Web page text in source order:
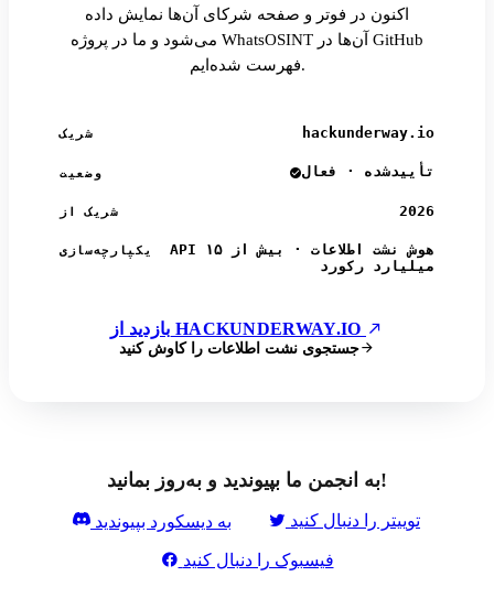
اکنون در فوتر و صفحه شرکای آن‌ها نمایش داده
می‌شود و ما در پروژه WhatsOSINT آن‌ها در GitHub
فهرست شده‌ایم.
شریک hackunderway.io
وضعیت تأییدشده · فعال
شریک از 2026
یکپارچه‌سازی
API هوش نشت اطلاعات · بیش از ۱۵
میلیارد رکورد
بازدید از HACKUNDERWAY.IO
جستجوی نشت اطلاعات را کاوش کنید
به انجمن ما بپیوندید و به‌روز بمانید!
به دیسکورد بپیوندید توییتر را دنبال کنید
فیسبوک را دنبال کنید